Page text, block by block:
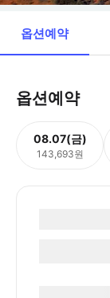
옵션예약
옵션예약
08.07(금)
143,693원